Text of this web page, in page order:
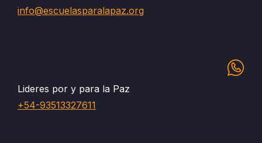
info@escuelasparalapaz.org
Lideres por y para la Paz
+54-93513327611